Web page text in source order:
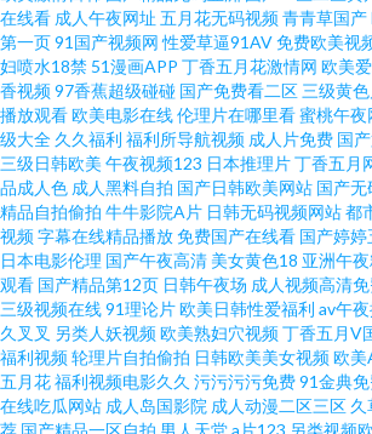
看官网 婷婷福利社 国内久久精品 91黑丝露脚 久草
超碰91在线中文 亚洲综合成人乱区综合 九一天堂 91
频 国淫av 91秦先生视频在线观看 亚洲另类在线观看
91九色黑人外教 欧美特黄久久 欧美专区视频导航 大
另类欧美专区 草比网站安全访问方法 日韩新片无码
一本道欧美日A∨ 久草久草热资源 内射黑丝在线视频
盗摄成人一区二区 婷婷五月天色 99福利在线观看 尤
在线看 成人午夜网址 五月花无码视频青青草国产
第一页91国产视频网 性爱草逼91AV免费欧美视
妇喷水18禁 51漫画APP 丁香五月花激情网 欧美
香视频97香蕉超级碰碰 国产免费看二区 三级黄
播放观看欧美电影在线伦理片在哪里看蜜桃午夜
级大全 久久福利 福利所导航视频 成人片免费 国
三级日韩欧美 午夜视频123 日本推理片丁香五月
品成人色 成人黑料自拍 国产日韩欧美网站 国产无
精品自拍偷拍 牛牛影院A片 日韩无码视频网站都
视频字幕在线精品播放免费国产在线看 国产婷婷
日本电影伦理 国产午夜高清 美女黄色18 亚洲午
观看 国产精品第12页 日韩午夜场 成人视频高清
三级视频在线91理论片欧美日韩性爱福利 av午
久叉叉 另类人妖视频欧美熟妇穴视频丁香五月V
福利视频轮理片自拍偷拍 日韩欧美美女视频欧美
五月花福利视频电影久久 污污污污免费91金典
在线吃瓜网站 成人岛国影院 成人动漫二区三区 久
荐 国产精品一区自拍 男人天堂a片123 另类视频